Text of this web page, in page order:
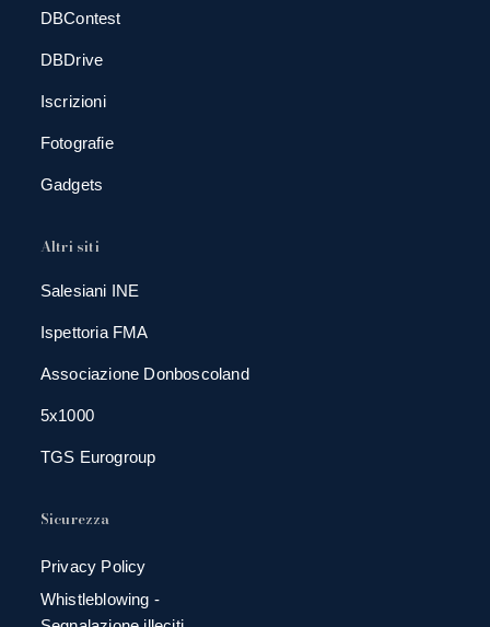
DBContest
DBDrive
Iscrizioni
Fotografie
Gadgets
Altri siti
Salesiani INE
Ispettoria FMA
Associazione Donboscoland
5x1000
TGS Eurogroup
Sicurezza
Privacy Policy
Whistleblowing -